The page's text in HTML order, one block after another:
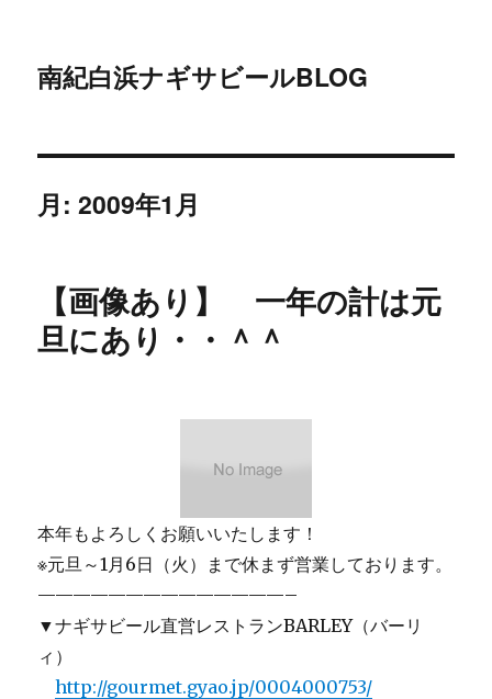
南紀白浜ナギサビールBLOG
月:2009年1月
【画像あり】 一年の計は元
旦にあり・・＾＾
本年もよろしくお願いいたします！
※元旦～1月6日（火）まで休まず営業しております。
——————————————–
▼ナギサビール直営レストランBARLEY（バーリ
ィ）
http://gourmet.gyao.jp/0004000753/